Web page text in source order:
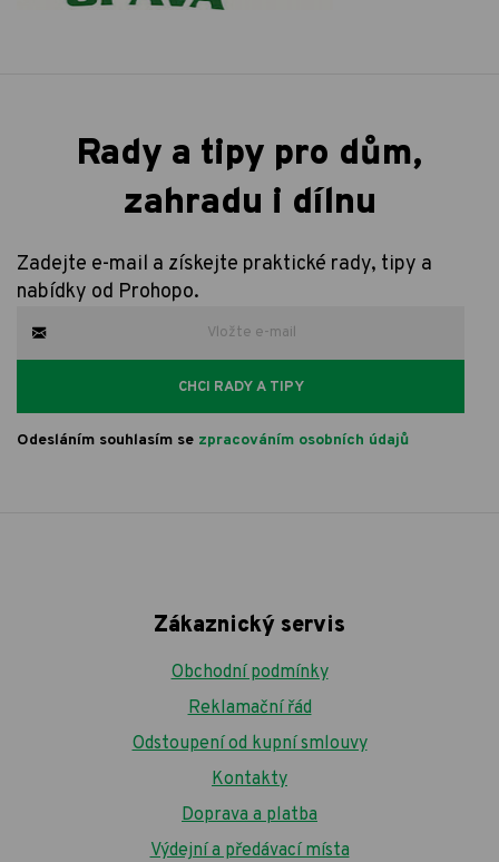
Rady a tipy pro dům,
zahradu i dílnu
Zadejte e-mail a získejte praktické rady, tipy a
nabídky od Prohopo.
CHCI RADY A TIPY
Odesláním souhlasím se zpracováním osobních údajů
Zákaznický servis
Obchodní podmínky
Reklamační řád
Odstoupení od kupní smlouvy
Kontakty
Doprava a platba
Výdejní a předávací místa